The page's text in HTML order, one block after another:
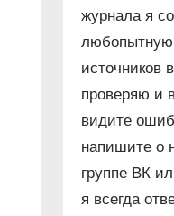
журнала я
источников
проверяю и
видите
напишите о
группе ВК
я всегда